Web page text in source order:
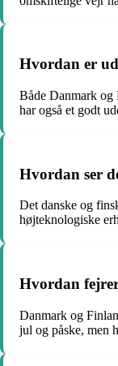
Hvordan er
Både Danmark og
har også et godt
Hvordan ser
Det danske og
højteknologiske
Hvordan
Danmark og
jul og påske, men